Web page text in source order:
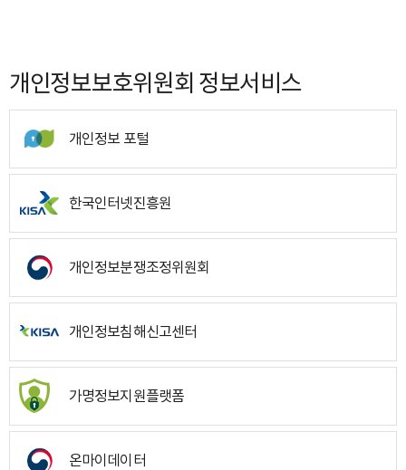
개인정보보호위원회 정보서비스
개인정보 포털
한국인터넷진흥원
개인정보분쟁조정위원회
개인정보침해신고센터
가명정보지원플랫폼
온마이데이터